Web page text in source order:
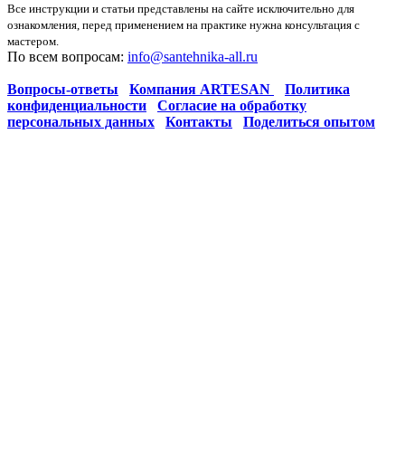
Все инструкции и статьи представлены на сайте исключительно для
ознакомления, перед применением на практике нужна консультация с
мастером.
По всем вопросам: info@santehnika-all.ru
Вопросы-ответы Компания ARTESAN
Политика
конфиденциальности
Согласие на обработку
персональных данных
Контакты Поделиться опытом